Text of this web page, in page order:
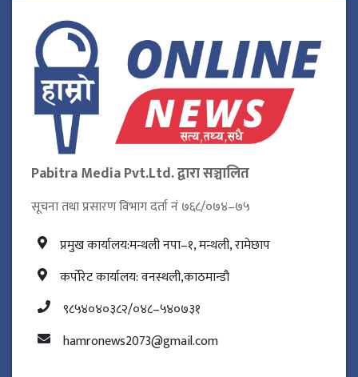
Pabitra Media Pvt.Ltd. द्वारा सञ्चालित
सूचना तथा प्रसारण विभाग दर्ता नं ७६८/०७४–७५
प्रमुख कार्यालय:मन्थली नपा–१, मन्थली, रामेछाप
कर्पोरेट कार्यालय: वनस्थली,काठमान्डौ
९८५४०४०३८२/०४८–५४०७३१
hamronews2073@gmail.com